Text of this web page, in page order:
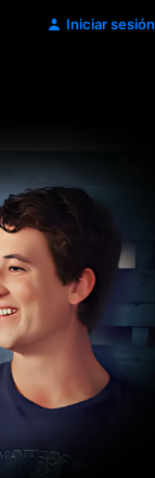
Iniciar sesión